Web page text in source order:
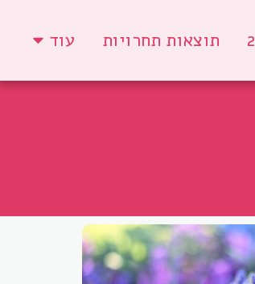
תוצאות תחרויות עוד